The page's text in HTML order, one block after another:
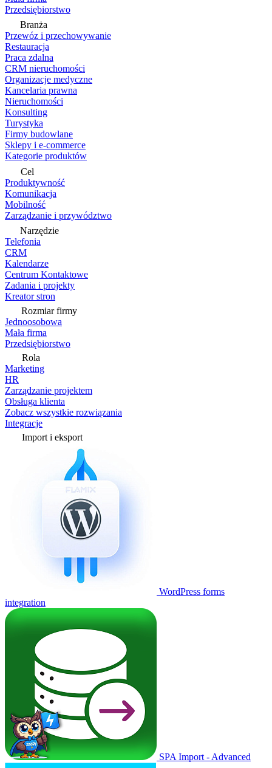
Przedsiębiorstwo
Branża
Przewóz i przechowywanie
Restauracja
Praca zdalna
CRM nieruchomości
Organizacje medyczne
Kancelaria prawna
Nieruchomości
Konsulting
Turystyka
Firmy budowlane
Sklepy i e-commerce
Kategorie produktów
Cel
Produktywność
Komunikacja
Mobilność
Zarządzanie i przywództwo
Narzędzie
Telefonia
CRM
Kalendarze
Centrum Kontaktowe
Zadania i projekty
Kreator stron
Rozmiar firmy
Jednoosobowa
Mała firma
Przedsiębiorstwo
Rola
Marketing
HR
Zarządzanie projektem
Obsługa klienta
Zobacz wszystkie rozwiązania
Integracje
Import i eksport
WordPress forms
integration
SPA Import - Advanced